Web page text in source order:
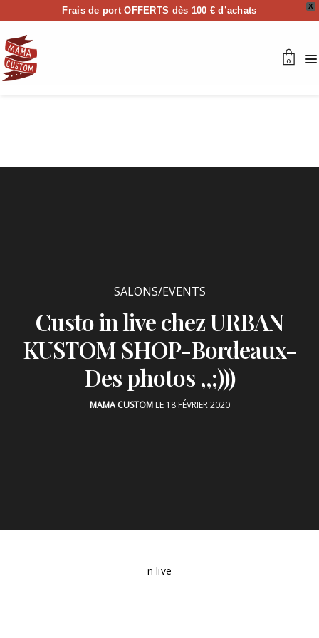
X
Frais de port OFFERTS dès 100 € d’achats
0
SALONS/EVENTS
Custo in live chez URBAN
KUSTOM SHOP-Bordeaux-
Des photos ,,;)))
MAMA CUSTOMLE 18 FÉVRIER 2020
n live